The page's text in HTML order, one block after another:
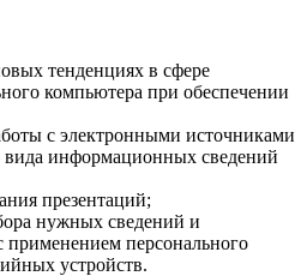
тенденциях в сфере
компьютера при обеспечении
с электронными источниками
вида информационных сведений
презентаций;
нужных сведений и
применением персонального
устройств.